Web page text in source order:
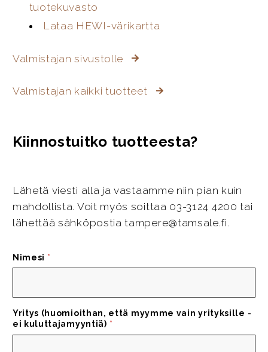
tuotekuvasto
Lataa HEWI-värikartta
Valmistajan sivustolle
Valmistajan kaikki tuotteet
Kiinnostuitko tuotteesta?
Lähetä viesti alla ja vastaamme niin pian kuin
mahdollista. Voit myös soittaa 03-3124 4200 tai
lähettää sähköpostia tampere@tamsale.fi.
Nimesi *
Yritys (huomioithan, että myymme vain yrityksille -
ei kuluttajamyyntiä) *